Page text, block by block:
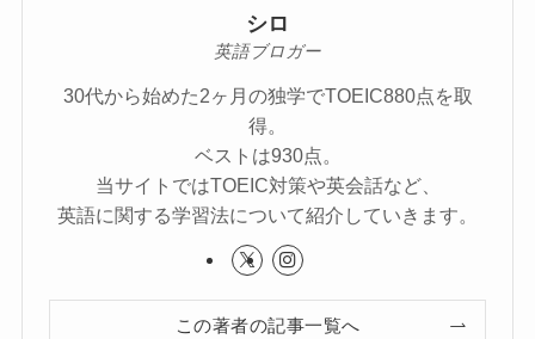
シロ
英語ブロガー
30代から始めた2ヶ月の独学でTOEIC880点を取
得。
ベストは930点。
当サイトではTOEIC対策や英会話など、
英語に関する学習法について紹介していきます。
この著者の記事一覧へ